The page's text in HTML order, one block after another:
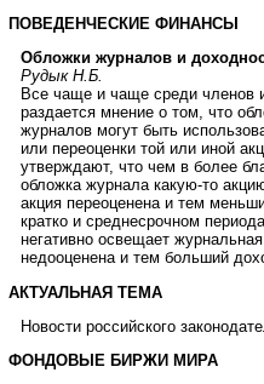
ПОВЕДЕНЧЕСКИЕ ФИНАНСЫ
Обложки журналов и
Рудык Н.Б.
Все чаще и чаще среди членов
раздается мнение о том, что
журналов могут быть
или переоценки той или иной
утверждают, что чем в более
обложка журнала какую-то
акция переоценена и тем
кратко и среднесрочном
негативно освещает
недооценена и тем больший
АКТУАЛЬНАЯ ТЕМА
Новости российского
ФОНДОВЫЕ БИРЖИ МИРА